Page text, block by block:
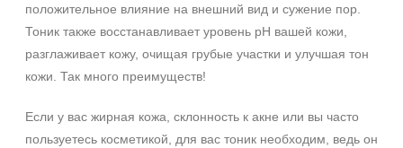
положительное влияние на внешний вид и сужение пор.
Тоник также восстанавливает уровень pH вашей кожи,
разглаживает кожу, очищая грубые участки и улучшая тон
кожи. Так много преимуществ!
Если у вас жирная кожа, склонность к акне или вы часто
пользуетесь косметикой, для вас тоник необходим, ведь он